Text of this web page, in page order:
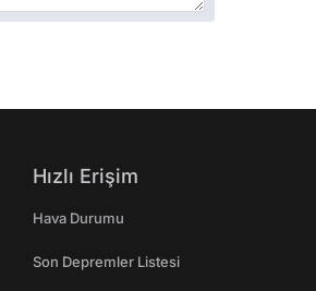
Hızlı Erişim
Hava Durumu
Son Depremler Listesi